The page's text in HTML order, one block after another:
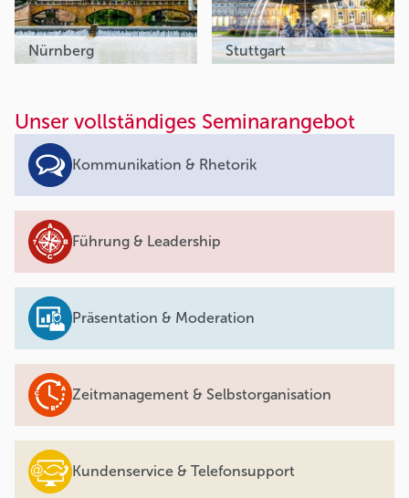
Unser vollständiges Seminarangebot
Kommunikation & Rhetorik
Führung & Leadership
Präsentation & Moderation
Zeitmanagement & Selbstorganisation
Kundenservice & Telefonsupport
Nürnberg Stuttgart